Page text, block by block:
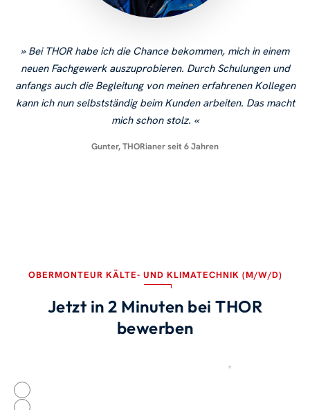
Bei THOR habe ich die Chance bekommen, mich in einem
neuen Fachgewerk auszuprobieren. Durch Schulungen und
anfangs auch die Begleitung von meinen erfahrenen Kollegen
kann ich nun selbstständig beim Kunden arbeiten. Das macht
mich schon stolz.
Gunter, THORianer seit 6 Jahren
OBERMONTEUR KÄLTE- UND KLIMATECHNIK (M/W/D)
Jetzt in 2 Minuten bei THOR
bewerben
*